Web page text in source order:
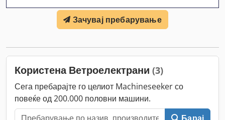
Зачувај пребарување
Користена Ветроелектрани (3)
Сега пребарајте го целиот Machineseeker со
повеќе од 200.000 половни машини.
Барај